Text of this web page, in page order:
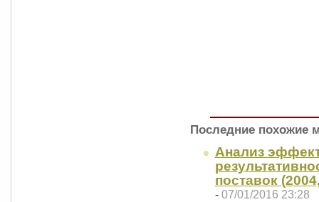
Последние похожие
Анализ
поставок
- 07/01/2016 23:28